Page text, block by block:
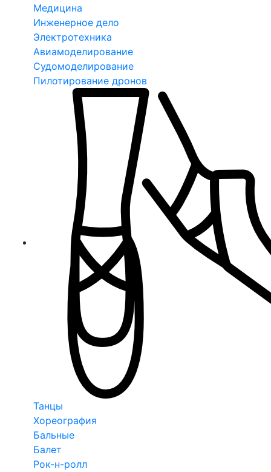
Медицина
Инженерное дело
Электротехника
Авиамоделирование
Судомоделирование
Пилотирование дронов
Танцы
Хореография
Бальные
Балет
Рок-н-ролл